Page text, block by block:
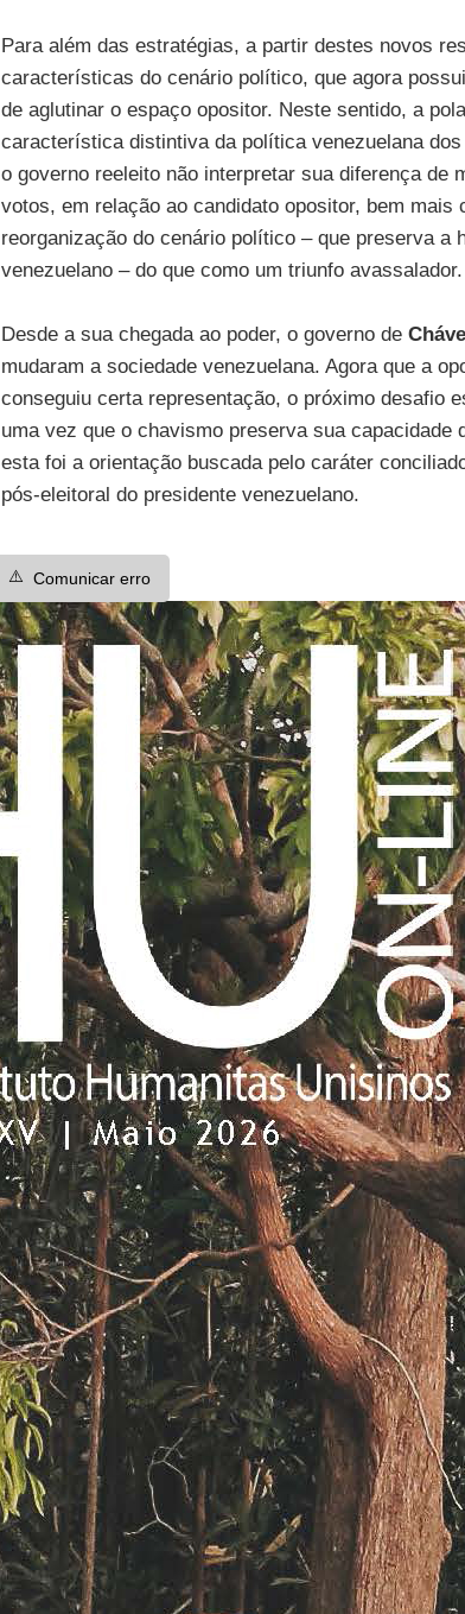
Para além das estratégias, a partir destes novos
características do cenário político, que agora
de aglutinar o espaço opositor. Neste sentido, a
característica distintiva da política venezuelana
o governo reeleito não interpretar sua diferença de
votos, em relação ao candidato opositor, bem mais
reorganização do cenário político – que preserva a
venezuelano – do que como um triunfo avassalador.
Desde a sua chegada ao poder, o governo de
mudaram a sociedade venezuelana. Agora que a
conseguiu certa representação, o próximo desafio
uma vez que o chavismo preserva sua capacidade
esta foi a orientação buscada pelo caráter
pós-eleitoral do presidente venezuelano.
⚠️ Comunicar erro